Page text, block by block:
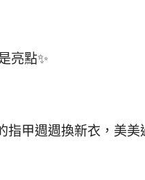
亮點✨
指甲週週換新衣，美美